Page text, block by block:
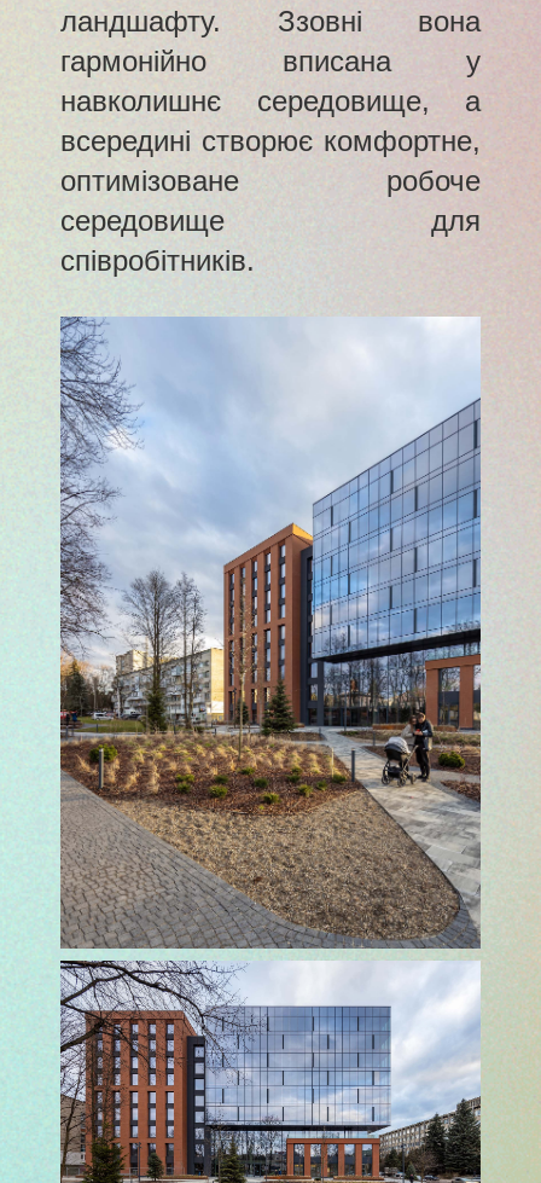
ландшафту. Ззовні вона
гармонійно вписана у
навколишнє середовище, а
всередині створює комфортне,
оптимізоване робоче
середовище для
співробітників.